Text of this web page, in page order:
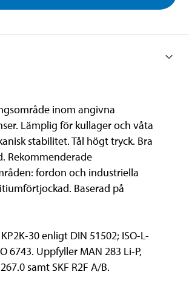
inom angivna
Lämplig för kullager och våta
stabilitet. Tål högt tryck. Bra
Rekommenderade
fordon och industriella
Baserad på
30 enligt DIN 51502; ISO-L-
6743. Uppfyller MAN 283 Li-P,
samt SKF R2F A/B.